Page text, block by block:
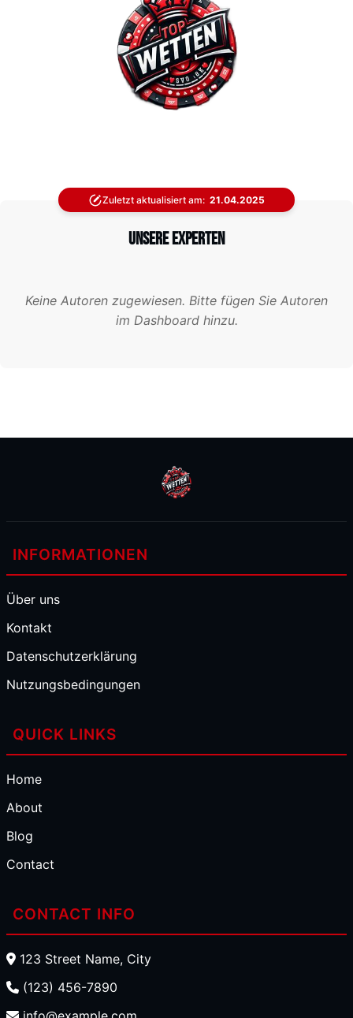
Zuletzt aktualisiert am: 21.04.2025
Unsere Experten
Keine Autoren zugewiesen. Bitte fügen Sie Autoren
im Dashboard hinzu.
INFORMATIONEN
Über uns
Kontakt
Datenschutzerklärung
Nutzungsbedingungen
QUICK LINKS
Home
About
Blog
Contact
CONTACT INFO
123 Street Name, City
(123) 456-7890